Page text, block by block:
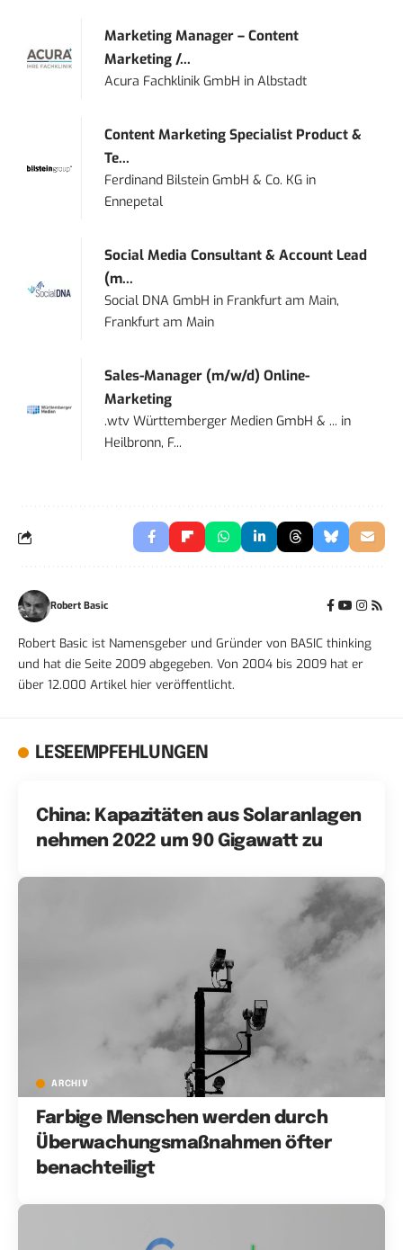
Marketing Manager – Content
Marketing /...
Acura Fachklinik GmbH inAlbstadt
Content Marketing Specialist Product &
Te...
Ferdinand Bilstein GmbH & Co. KG in
Ennepetal
Social Media Consultant & Account Lead
(m...
Social DNA GmbH in Frankfurt am Main,
Frankfurt am Main
Sales-Manager (m/w/d) Online-
Marketing
.wtv Württemberger Medien GmbH & ... in
Heilbronn, F...
Robert Basic
Robert Basic ist Namensgeber und Gründer von BASIC thinking
und hat die Seite 2009 abgegeben. Von 2004 bis 2009 hat er
über 12.000 Artikel hier veröffentlicht.
LESEEMPFEHLUNGEN
China: Kapazitäten aus Solaranlagen
nehmen 2022 um 90 Gigawatt zu
ARCHIV
Farbige Menschen werden durch
Überwachungsmaßnahmen öfter
benachteiligt